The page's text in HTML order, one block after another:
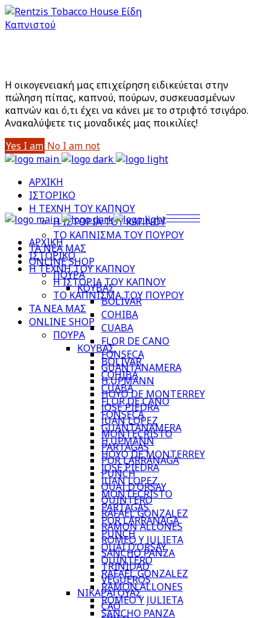
Είστε άνω των 18;
Η οικογενειακή μας επιχείρηση ειδικεύεται στην
πώληση πίπας, καπνού, πούρων, συσκευασμένων
καπνών και ό,τι έχει να κάνει με το στριφτό τσιγάρο.
Aνακαλύψετε τις μοναδικές μας ποικιλίες!
Yes I am No I am not
ΑΡΧΙΚΗ
ΙΣΤΟΡΙΚΟ
Η ΤΕΧΝΗ ΤΟΥ ΚΑΠΝΟΥ
Η ΙΣΤΟΡΙΑ ΤΟΥ ΚΑΠΝΟΥ
ΤΟ ΚΑΠΝΙΣΜΑ ΤΟΥ ΠΟΥΡΟΥ
ΤΑ ΝΕΑ ΜΑΣ
ONLINE SHOP
ΠΟΥΡΑ
ΚΟΥΒΑΣ
BOLIVAR
COHIBA
CUABA
FLOR DE CANO
FONSECA
GUANTANAMERA
H.UPMANN
HOYO DE MONTERREY
JOSE PIEDRA
JUAN LOPEZ
MONTECRISTO
PARTAGAS
POR LARRANAGA
PUNCH
QUAI D’ORSAY
QUINTERO
RAFAEL GONZALEZ
RAMON ALLONES
ROMEO Y JULIETA
SANCHO PANZA
TRINIDAD
VEGUEROS
ΝΙΚΑΡΑΓΟΥΑΣ
CAO
ΑΡΧΙΚΗ
ΙΣΤΟΡΙΚΟ
Η ΤΕΧΝΗ ΤΟΥ ΚΑΠΝΟΥ
Η ΙΣΤΟΡΙΑ ΤΟΥ ΚΑΠΝΟΥ
ΤΟ ΚΑΠΝΙΣΜΑ ΤΟΥ ΠΟΥΡΟΥ
ΤΑ ΝΕΑ ΜΑΣ
ONLINE SHOP
ΠΟΥΡΑ
ΚΟΥΒΑΣ
BOLIVAR
COHIBA
CUABA
FLOR DE CANO
FONSECA
GUANTANAMERA
H.UPMANN
HOYO DE MONTERREY
JOSE PIEDRA
JUAN LOPEZ
MONTECRISTO
PARTAGAS
POR LARRANAGA
PUNCH
QUAI D’ORSAY
QUINTERO
RAFAEL GONZALEZ
RAMON ALLONES
ROMEO Y JULIETA
SANCHO PANZA